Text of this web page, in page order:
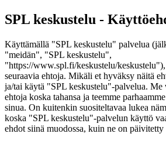
SPL keskustelu -
Käyttämällä "SPL keskustelu" palvelua
"meidän", "SPL keskustelu",
"https://www.spl.fi/keskustelu/
seuraavia ehtoja. Mikäli et hyväksy näitä
ja/tai käytä "SPL keskustelu"-palvelua. Me
ehtoja koska tahansa ja teemme
sinua. On kuitenkin suositeltavaa lukea
koska "SPL keskustelu"-palvelun käyttö
ehdot siinä muodossa, kuin ne on